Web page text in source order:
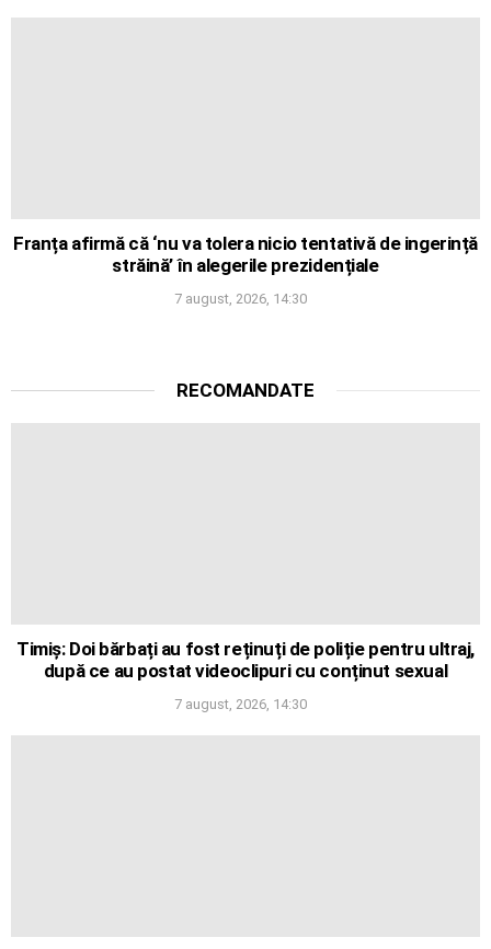
Franța afirmă că ‘nu va tolera nicio tentativă de ingerință
străină’ în alegerile prezidențiale
7 august, 2026, 14:30
RECOMANDATE
Timiș: Doi bărbați au fost reținuți de poliție pentru ultraj,
după ce au postat videoclipuri cu conținut sexual
7 august, 2026, 14:30